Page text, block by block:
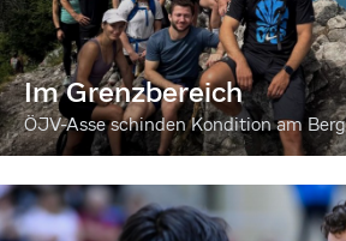
Im Grenzbereich
ÖJV-Asse schinden Kondition am Berg